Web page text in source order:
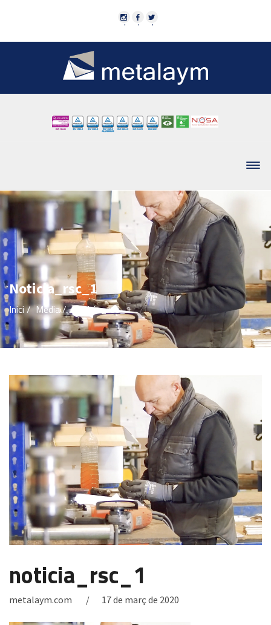
· · ·
Noticia_rsc_1
Inici/Mèdia/Noticia_rsc_1
noticia_rsc_1
metalaym.com 17 de març de 2020